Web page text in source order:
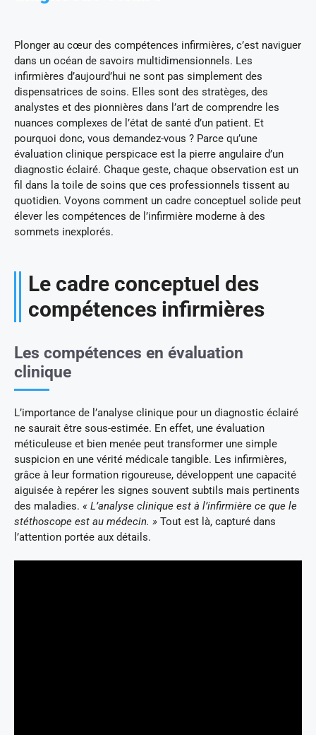
Plonger au cœur des compétences infirmières, c’est naviguer
dans un océan de savoirs multidimensionnels. Les
infirmières d’aujourd’hui ne sont pas simplement des
dispensatrices de soins. Elles sont des stratèges, des
analystes et des pionnières dans l’art de comprendre les
nuances complexes de l’état de santé d’un patient. Et
pourquoi donc, vous demandez-vous ? Parce qu’une
évaluation clinique perspicace est la pierre angulaire d’un
diagnostic éclairé. Chaque geste, chaque observation est un
fil dans la toile de soins que ces professionnels tissent au
quotidien. Voyons comment un cadre conceptuel solide peut
élever les compétences de l’infirmière moderne à des
sommets inexplorés.
Le cadre conceptuel des
compétences infirmières
Les compétences en évaluation
clinique
L’importance de l’analyse clinique pour un diagnostic éclairé
ne saurait être sous-estimée. En effet, une évaluation
méticuleuse et bien menée peut transformer une simple
suspicion en une vérité médicale tangible. Les infirmières,
grâce à leur formation rigoureuse, développent une capacité
aiguisée à repérer les signes souvent subtils mais pertinents
des maladies. « L’analyse clinique est à l’infirmière ce que le
stéthoscope est au médecin. » Tout est là, capturé dans
l’attention portée aux détails.